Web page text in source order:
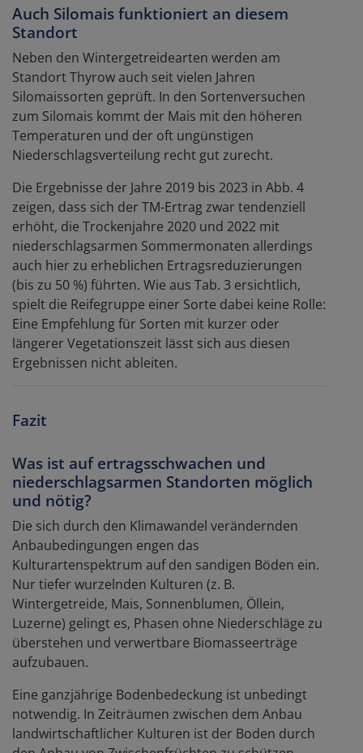
Auch Silomais funktioniert an diesem
Standort
Neben den Wintergetreidearten werden am
Standort Thyrow auch seit vielen Jahren
Silomaissorten geprüft. In den Sortenversuchen
zum Silomais kommt der Mais mit den höheren
Temperaturen und der oft ungünstigen
Niederschlagsverteilung recht gut zurecht.
Die Ergebnisse der Jahre 2019 bis 2023 in Abb. 4
zeigen, dass sich der TM-Ertrag zwar tendenziell
erhöht, die Trockenjahre 2020 und 2022 mit
niederschlagsarmen Sommermonaten allerdings
auch hier zu erheblichen Ertragsreduzierungen
(bis zu 50 %) führten. Wie aus Tab. 3 ersichtlich,
spielt die Reifegruppe einer Sorte dabei keine Rolle:
Eine Empfehlung für Sorten mit kurzer oder
längerer Vegetationszeit lässt sich aus diesen
Ergebnissen nicht ableiten.
Fazit
Was ist auf ertragsschwachen und
niederschlags­armen Standorten möglich
und nötig?
Die sich durch den Klimawandel verändernden
Anbaubedingungen engen das
Kulturartenspektrum auf den sandigen Böden ein.
Nur tiefer wurzelnden Kulturen (z. B.
Wintergetreide, Mais, Sonnenblumen, Öllein,
Luzerne) gelingt es, Phasen ohne Niederschläge zu
überstehen und verwertbare Biomasseerträge
aufzubauen.
Eine ganzjährige Bodenbedeckung ist unbedingt
notwendig. In Zeiträumen zwischen dem Anbau
landwirtschaftlicher Kulturen ist der Boden durch